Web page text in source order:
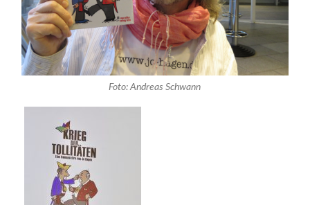
Foto: Andreas Schwann